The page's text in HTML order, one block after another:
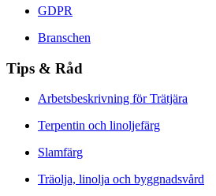
GDPR
Branschen
Tips & Råd
Arbetsbeskrivning för Trätjära
Terpentin och linoljefärg
Slamfärg
Träolja, linolja och byggnadsvård